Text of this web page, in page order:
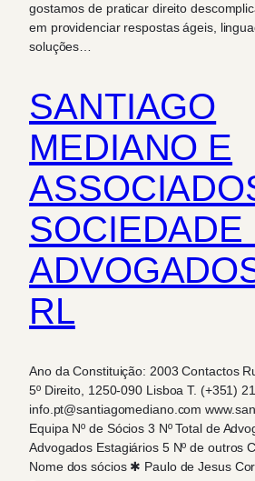
gostamos de praticar direito
em providenciar respostas ágeis,
soluções…
SANTIAGO
MEDIANO E
SOCIEDADE
RL
Ano da Constituição: 2003 Contactos
5º Direito, 1250-090 Lisboa T. (+351)
info.pt@santiagomediano.com
Equipa Nº de Sócios 3 Nº Total de
Advogados Estagiários 5 Nº de outros
Nome dos sócios ✱ Paulo de Jesus